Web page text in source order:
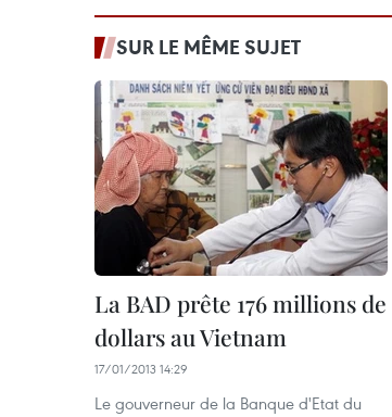
SUR LE MÊME SUJET
La BAD prête 176 millions de
dollars au Vietnam
17/01/2013 14:29
Le gouverneur de la Banque d'Etat du